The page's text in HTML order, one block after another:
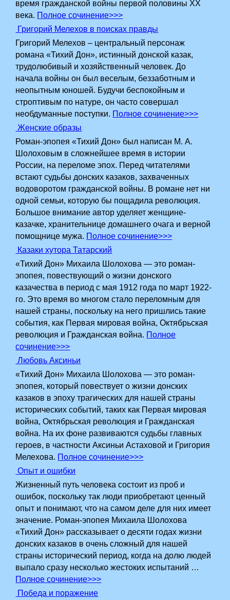
время гражданской войны первой половины XX
века. Полное сочинение>>>
Григорий Мелехов в поисках правды
Григорий Мелехов – центральный персонаж
романа «Тихий Дон», истинный донской казак,
трудолюбивый и хозяйственный человек. До
начала войны он был веселым, беззаботным и
неопытным юношей. Будучи беспокойным и
строптивым по натуре, он часто совершал
необдуманные поступки. Полное сочинение>>>
Женские образы
Роман-эпопея «Тихий Дон» был написан М. А.
Шолоховым в сложнейшее время в истории
России, на переломе эпох. Перед читателями
встают судьбы донских казаков, захваченных
водоворотом­ гражданской войны. В романе нет ни
одной семьи, которую бы пощадила революция.
Большое внимание автор уделяет женщине-
казачке, хранительнице домашнего очага и верной
помощнице мужа. Полное сочинение>>>
Казаки хутора Татарский
«Тихий Дон» Михаила Шолохова — это роман-
эпопея, повествующий о жизни донского
казачества в период с мая 1912 года по март 1922-
го. Это время во многом стало переломным для
нашей страны, поскольку на него пришлись такие
события, как Первая мировая война, Октябрьская
революция и Гражданская война. Полное
сочинение>>>
Любовь Аксиньи
«Тихий Дон» Михаила Шолохова — это роман-
эпопея, который повествует о жизни донских
казаков в эпоху трагических для нашей страны
исторических событий, таких как Первая мировая
война, Октябрьская революция и Гражданская
война. На их фоне развиваются судьбы главных
героев, в частности Аксиньи Астаховой и Григория
Мелехова. Полное сочинение>>>
Опыт и ошибки
Жизненный путь человека состоит из проб и
ошибок, поскольку так люди приобретают ценный
опыт и понимают, что на самом деле для них имеет
значение. Роман-эпопея Михаила Шолохова
«Тихий Дон» рассказывает о десяти годах жизни
донских казаков в очень сложный для нашей
страны исторический период, когда на долю людей
выпало сразу несколько жестоких испытаний …
Полное сочинение>>>
Победа и поражение